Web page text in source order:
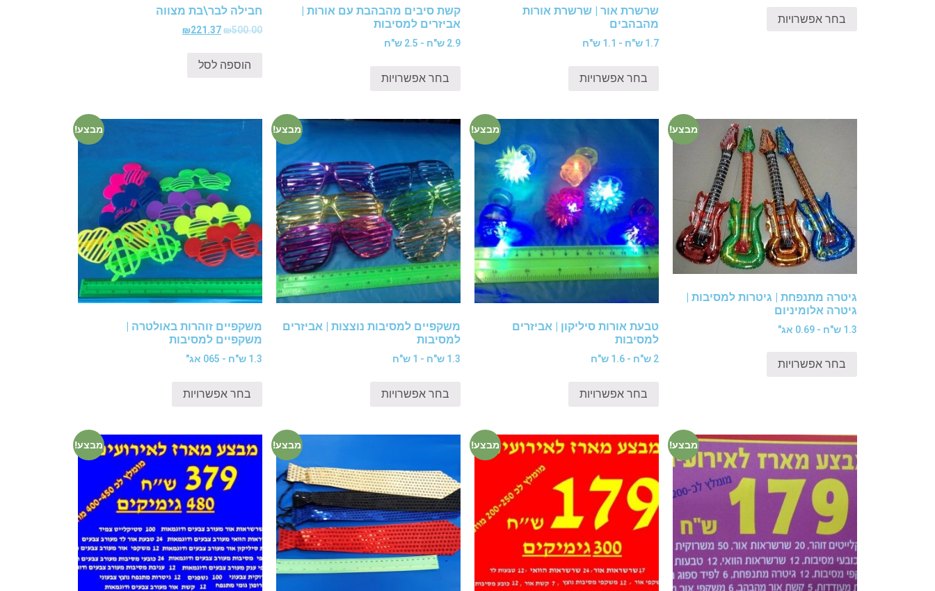
בחר אפשרויות
שרשרת אור | שרשרת אורות
מהבהבים
1.7 ש"ח - 1.1 ש"ח
בחר אפשרויות
קשת סיבים מהבהבת עם אורות |
אביזרים למסיבות
2.9 ש"ח - 2.5 ש"ח
בחר אפשרויות
חבילה לבר\בת מצווה
₪500.00
₪221.37
הוספה לסל
מבצע!
גיטרה מתנפחת | גיטרות למסיבות |
גיטרה אלומיניום
1.3 ש"ח - 0.69 אג"
בחר אפשרויות
מבצע!
טבעת אורות סיליקון | אביזרים
למסיבות
2 ש"ח - 1.6 ש"ח
בחר אפשרויות
מבצע!
משקפיים למסיבות נוצצות | אביזרים
למסיבות
1.3 ש"ח - 1 ש"ח
בחר אפשרויות
מבצע!
משקפיים זוהרות באולטרה |
משקפיים למסיבות
1.3 ש"ח - 065 אג"
בחר אפשרויות
מבצע! מבצע! מבצע! מבצע!